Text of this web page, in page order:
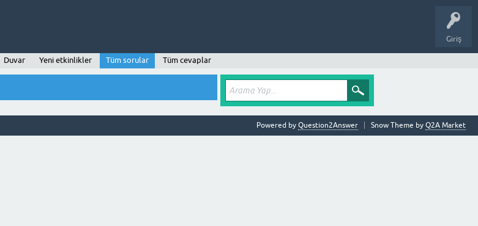
Giriş
Duvar Yeni etkinlikler Tüm sorular Tüm cevaplar
Snow Theme by Q2A Market
Powered by Question2Answer